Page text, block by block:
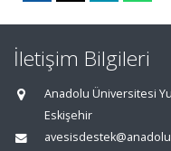
İletişim Bilgileri
Anadolu Üniversitesi
Eskişehir